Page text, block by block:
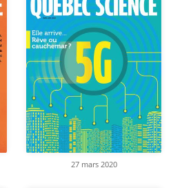
27 mars 2020